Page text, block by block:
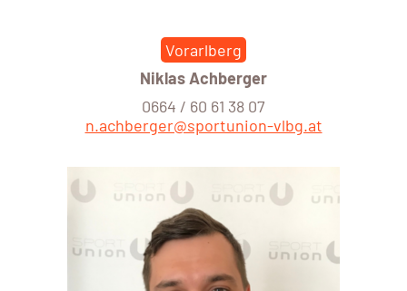
Vorarlberg
Niklas Achberger
0664 / 60 61 38 07
n.achberger@sportunion-vlbg.at